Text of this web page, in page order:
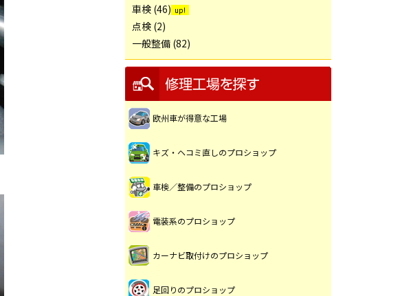
車検 (46)
点検 (2)
一般整備 (82)
欧州車が得意な工場
キズ・ヘコミ直しのプロショップ
車検／整備のプロショップ
電装系のプロショップ
カーナビ取付けのプロショップ
足回りのプロショップ